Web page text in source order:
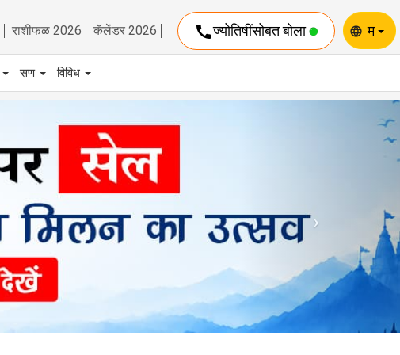
राशीफळ 2026 कॅलेंडर 2026 callज्योतिषींसोबत बोला language म
सण विविध